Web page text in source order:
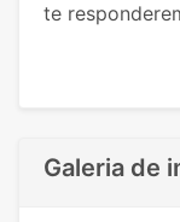
te
Galeria de